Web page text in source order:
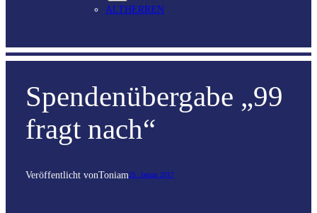
ALTHERREN
Spendenübergabe „99
fragt nach“
Veröffentlicht vonToniam26. Januar 2017